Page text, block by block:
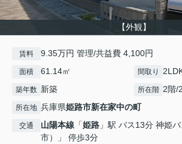
【外観】
賃料 9.35万円 管理/共益費 4,100円
面積 61.14㎡ 間取り
築年数 新築 所在階 2階/
所在地 兵庫県姫路市新在家中の町
交通 山陽本線 「姫路 」駅 バス13分 神姫
市）」 停歩3分